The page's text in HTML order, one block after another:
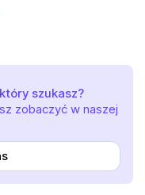
szukasz?
zobaczyć w naszej